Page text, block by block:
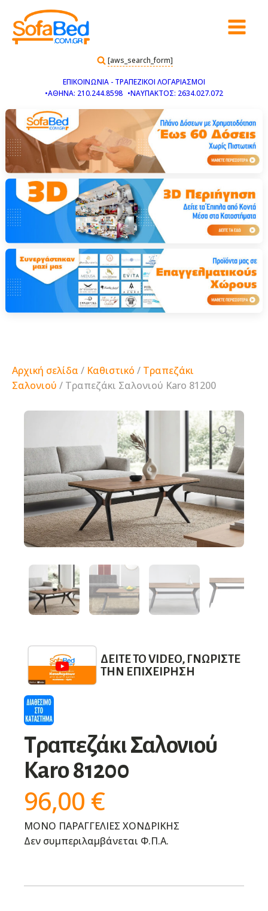
[aws_search_form]
ΕΠΙΚΟΙΝΩΝΙΑ - ΤΡΑΠΕΖΙΚΟΙ ΛΟΓΑΡΙΑΣΜΟΙ
•ΑΘΗΝΑ: 210.244.8598 •ΝΑΥΠΑΚΤΟΣ: 2634.027.072
Αρχική σελίδα / Καθιστικό / Τραπεζάκι
Σαλονιού / Τραπεζάκι Σαλονιού Karo 81200
ΔΕΊΤΕ ΤΟ VIDEO, ΓΝΩΡΊΣΤΕ
ΤΗΝ ΕΠΙΧΕΊΡΗΣΗ
Τραπεζάκι Σαλονιού
Karo 81200
96,00 €
ΜΟΝΟ ΠΑΡΑΓΓΕΛΙΕΣ ΧΟΝΔΡΙΚΗΣ
Δεν συμπεριλαμβάνεται Φ.Π.Α.